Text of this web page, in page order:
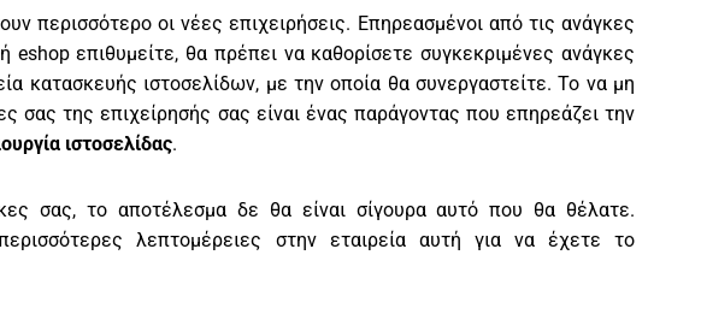
περισσότερο οι νέες επιχειρήσεις. Επηρεασμένοι από τις ανάγκες
eshop επιθυμείτε, θα πρέπει να καθορίσετε συγκεκριμένες ανάγκες
κατασκευής ιστοσελίδων, με την οποία θα συνεργαστείτε. Το να μη
σας της επιχείρησής σας είναι ένας παράγοντας που επηρεάζει την
ιστοσελίδας.
σας, το αποτέλεσμα δε θα είναι σίγουρα αυτό που θα θέλατε.
λεπτομέρειες στην εταιρεία αυτή για να έχετε το